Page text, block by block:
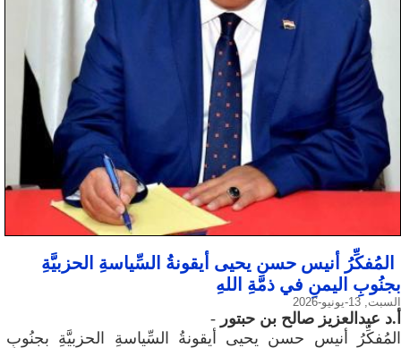
المُفكِّرُ أنيس حسن يحيى أيقونةُ السِّياسةِ الحزبيَّةِ
بجنُوبِ اليمنِ في ذمَّةِ اللهِ
السبت, 13-يونيو-2026
أ.د عبدالعزيز صالح بن حبتور -
المُفكِّرُ أنيس حسن يحيى أيقونةُ السِّياسةِ الحزبيَّةِ بجنُوبِ